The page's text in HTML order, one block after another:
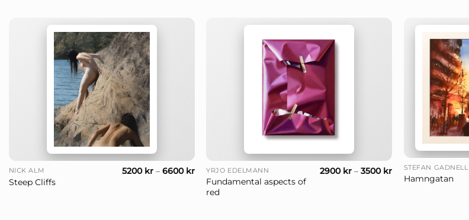
NICK ALM
Steep Cliffs
5200 kr– 6600 kr YRJÖ EDELMANN
Fundamental aspects of
red
2900 kr –3500 kr STEFAN GADNELL
Hamngatan